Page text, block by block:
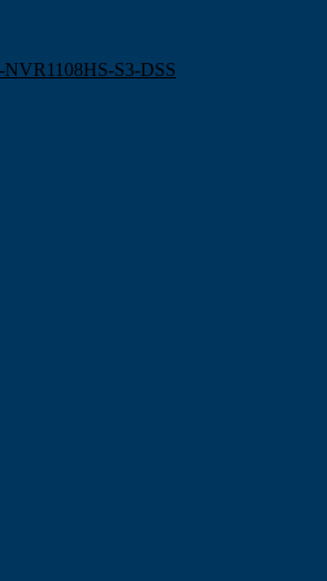
S3-DSS